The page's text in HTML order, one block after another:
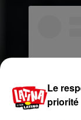
Le
priorité